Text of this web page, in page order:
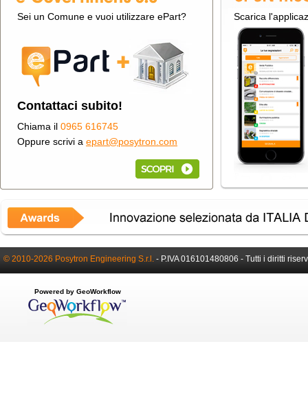
Sei un Comune e vuoi utilizzare ePart?
Contattaci subito!
Chiama il 0965 616745
Oppure scrivi a epart@posytron.com
Scarica
© 2010-2026 Posytron Engineering S.r.l. - P.IVA 016101480806 - Tutti i diritti
Powered by GeoWorkflow